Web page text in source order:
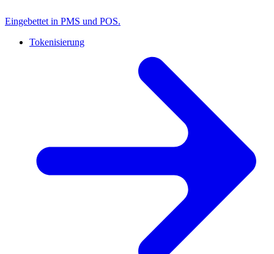
Eingebettet in PMS und POS.
Tokenisierung